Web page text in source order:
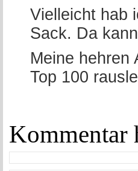
Vielleicht hab
Sack. Da
Meine hehren
Top 100
Kommentar